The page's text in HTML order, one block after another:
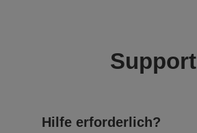
Support
Hilfe erforderlich?